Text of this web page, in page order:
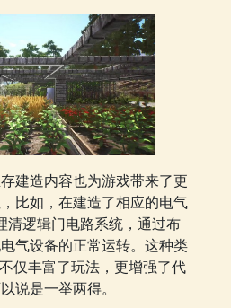
建造内容也为游戏带来了更
比如，在建造了相应的电气
清逻辑门电路系统，通过布
气设备的正常运转。这种类
仅丰富了玩法，更增强了代
说是一举两得。